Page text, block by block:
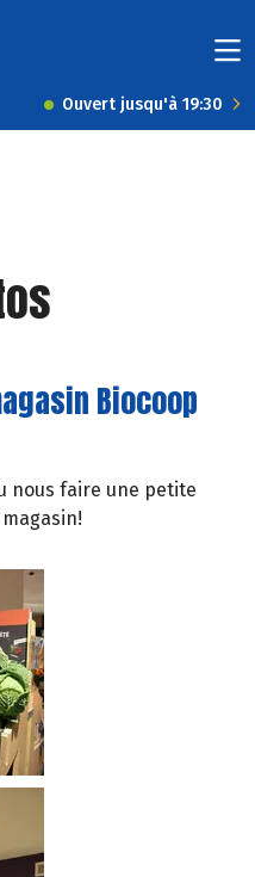
Ouvert jusqu'à 19:30
Biocoop
nous faire une petite